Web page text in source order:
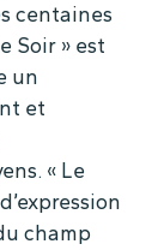
centaines
Soir » est
un
et
« Le
champ